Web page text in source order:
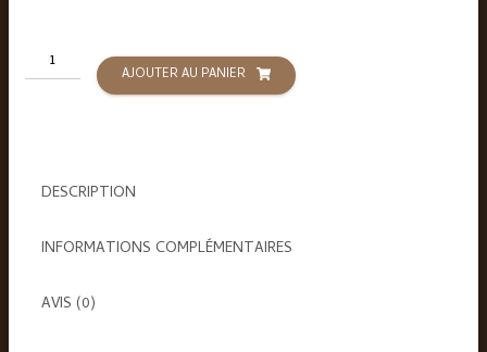
quantité
de
AJOUTER AU PANIER
DESCRIPTION
INFORMATIONS COMPLÉMENTAIRES
AVIS (0)